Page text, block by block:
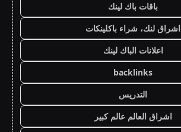
باقات باك لينك
اشراق لنك، شراء باكلينكات
اعلانات الباك لينك
backlinks
التدريس
اشراق العالم عالم كبير